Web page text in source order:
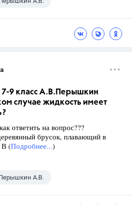
7-9 класс А.В.Перышкин
случае жидкость имеет
ответить на вопрос???
брусок, плавающий в
В (Подробнее...)
А.В.